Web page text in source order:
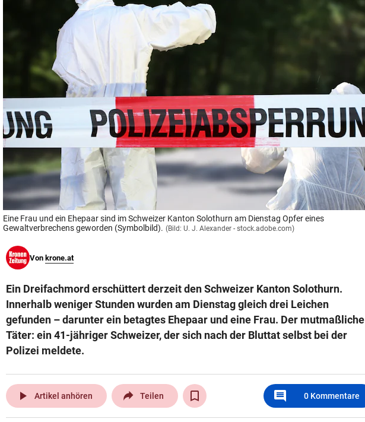
© Krone Multimedia GmbH & Co KG 2026
Muthgasse 2, 1190 Wien
Eine Frau und ein Ehepaar sind im Schweizer Kanton Solothurn am Dienstag Opfer eines
Gewaltverbrechens geworden (Symbolbild). (Bild: U. J. Alexander - stock.adobe.com)
Von krone.at
Ein Dreifachmord erschüttert derzeit den Schweizer Kanton Solothurn.
Innerhalb weniger Stunden wurden am Dienstag gleich drei Leichen
gefunden – darunter ein betagtes Ehepaar und eine Frau. Der mutmaßliche
Täter: ein 41-jähriger Schweizer, der sich nach der Bluttat selbst bei der
Polizei meldete.
play_arrow Artikel anhören Teilen comment 0 Kommentare